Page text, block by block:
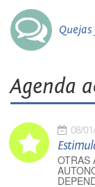
Agenda
08/
OTRAS